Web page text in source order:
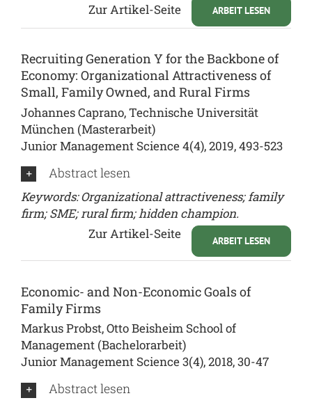
ARBEIT LESEN
Zur Artikel-Seite
Recruiting Generation Y for the Backbone of
Economy: Organizational Attractiveness of
Small, Family Owned, and Rural Firms
Johannes Caprano, Technische Universität
München (Masterarbeit)
Junior Management Science 4(4), 2019, 493-523
Abstract lesen
Keywords: Organizational attractiveness; family
firm; SME; rural firm; hidden champion.
ARBEIT LESEN
Zur Artikel-Seite
Economic- and Non-Economic Goals of
Family Firms
Markus Probst, Otto Beisheim School of
Management (Bachelorarbeit)
Junior Management Science 3(4), 2018, 30-47
Abstract lesen